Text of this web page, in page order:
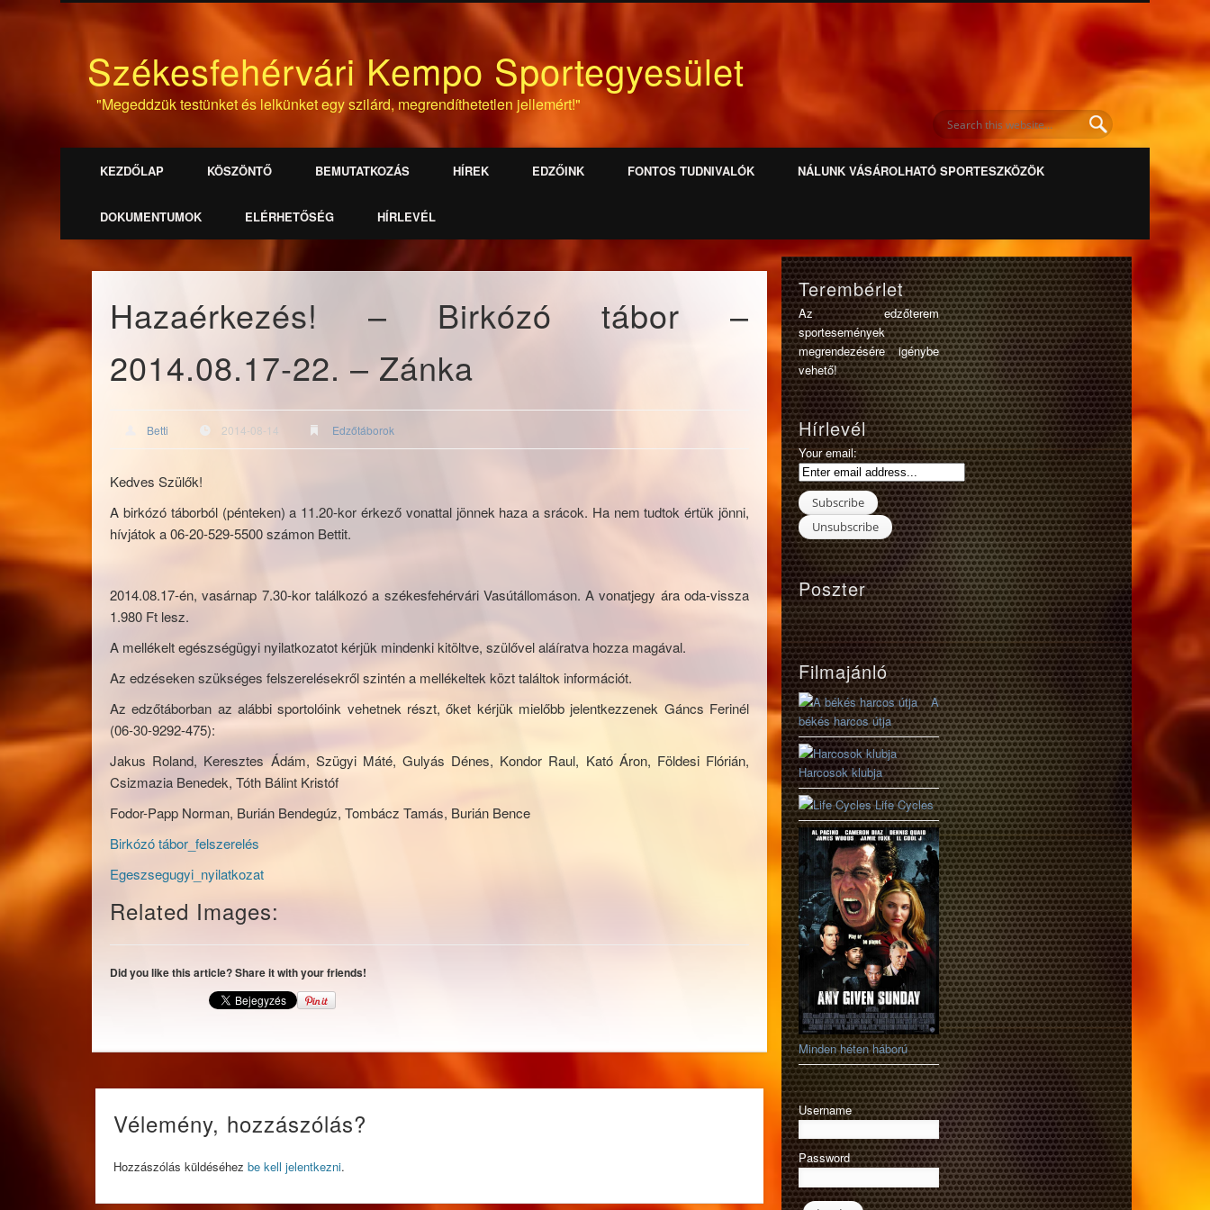
Székesfehérvári Kempo Sportegyesület
"Megeddzük testünket és lelkünket egy szilárd, megrendíthetetlen jellemért!"
KEZDŐLAP KÖSZÖNTŐ BEMUTATKOZÁS HÍREK EDZŐINK FONTOS TUDNIVALÓK NÁLUNK VÁSÁROLHATÓ SPORTESZKÖZÖK
DOKUMENTUMOK ELÉRHETŐSÉG HÍRLEVÉL
Hazaérkezés! – Birkózó tábor –
2014.08.17-22. – Zánka
Betti 2014-08-14 Edzőtáborok
Kedves Szülők!
A birkózó táborból (pénteken) a 11.20-kor érkező vonattal jönnek haza a srácok. Ha nem tudtok értük jönni,
hívjátok a 06-20-529-5500 számon Bettit.
2014.08.17-én, vasárnap 7.30-kor találkozó a székesfehérvári Vasútállomáson. A vonatjegy ára oda-vissza
1.980 Ft lesz.
A mellékelt egészségügyi nyilatkozatot kérjük mindenki kitöltve, szülővel aláíratva hozza magával.
Az edzéseken szükséges felszerelésekről szintén a mellékeltek közt találtok információt.
Az edzőtáborban az alábbi sportolóink vehetnek részt, őket kérjük mielőbb jelentkezzenek Gáncs Ferinél
(06-30-9292-475):
Jakus Roland, Keresztes Ádám, Szügyi Máté, Gulyás Dénes, Kondor Raul, Kató Áron, Földesi Flórián,
Csizmazia Benedek, Tóth Bálint Kristóf
Fodor-Papp Norman, Burián Bendegúz, Tombácz Tamás, Burián Bence
Birkózó tábor_felszerelés
Egeszsegugyi_nyilatkozat
Related Images:
Did you like this article? Share it with your friends!
Vélemény, hozzászólás?
Hozzászólás küldéséhez be kell jelentkezni.
Terembérlet
Az edzőterem
sportesemények
megrendezésére igénybe
vehető!
Hírlevél
Your email:
Poszter
Filmajánló
A
békés harcos útja
Harcosok klubja
Life Cycles
Minden héten háború
Username
Password